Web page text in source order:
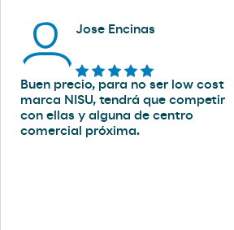
Jose Encinas
Buen precio, para no ser low cost
marca NISU, tendrá que competir
con ellas y alguna de centro
comercial próxima.